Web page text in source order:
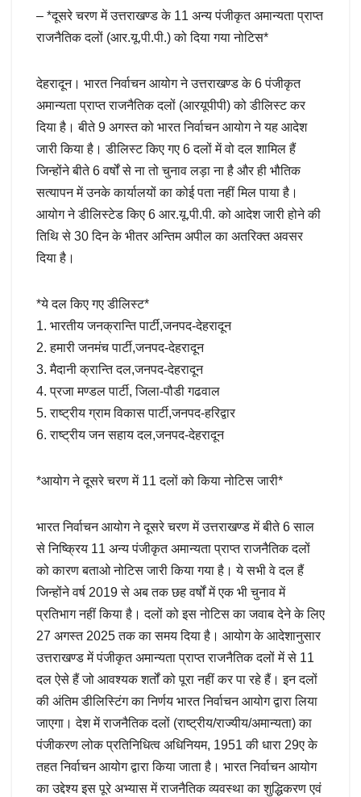
– *दूसरे चरण में उत्तराखण्ड के 11 अन्य पंजीकृत अमान्यता प्राप्त
राजनैतिक दलों (आर.यू.पी.पी.) को दिया गया नोटिस*
देहरादून। भारत निर्वाचन आयोग ने उत्तराखण्ड के 6 पंजीकृत
अमान्यता प्राप्त राजनैतिक दलों (आरयूपीपी) को डीलिस्ट कर
दिया है। बीते 9 अगस्त को भारत निर्वाचन आयोग ने यह आदेश
जारी किया है। डीलिस्ट किए गए 6 दलों में वो दल शामिल हैं
जिन्होंने बीते 6 वर्षों से ना तो चुनाव लड़ा ना है और ही भौतिक
सत्यापन में उनके कार्यालयों का कोई पता नहीं मिल पाया है।
आयोग ने डीलिस्टेड किए 6 आर.यू.पी.पी. को आदेश जारी होने की
तिथि से 30 दिन के भीतर अन्तिम अपील का अतरिक्त अवसर
दिया है।
*ये दल किए गए डीलिस्ट*
1. भारतीय जनक्रान्ति पार्टी,जनपद-देहरादून
2. हमारी जनमंच पार्टी,जनपद-देहरादून
3. मैदानी क्रान्ति दल,जनपद-देहरादून
4. प्रजा मण्डल पार्टी, जिला-पौडी गढवाल
5. राष्ट्रीय ग्राम विकास पार्टी,जनपद-हरिद्वार
6. राष्ट्रीय जन सहाय दल,जनपद-देहरादून
*आयोग ने दूसरे चरण में 11 दलों को किया नोटिस जारी*
भारत निर्वाचन आयोग ने दूसरे चरण में उत्तराखण्ड में बीते 6 साल
से निष्क्रिय 11 अन्य पंजीकृत अमान्यता प्राप्त राजनैतिक दलों
को कारण बताओ नोटिस जारी किया गया है। ये सभी वे दल हैं
जिन्होंने वर्ष 2019 से अब तक छह वर्षों में एक भी चुनाव में
प्रतिभाग नहीं किया है। दलों को इस नोटिस का जवाब देने के लिए
27 अगस्त 2025 तक का समय दिया है। आयोग के आदेशानुसार
उत्तराखण्ड में पंजीकृत अमान्यता प्राप्त राजनैतिक दलों में से 11
दल ऐसे हैं जो आवश्यक शर्तों को पूरा नहीं कर पा रहे हैं। इन दलों
की अंतिम डीलिस्टिंग का निर्णय भारत निर्वाचन आयोग द्वारा लिया
जाएगा। देश में राजनैतिक दलों (राष्ट्रीय/राज्यीय/अमान्यता) का
पंजीकरण लोक प्रतिनिधित्व अधिनियम, 1951 की धारा 29ए के
तहत निर्वाचन आयोग द्वारा किया जाता है। भारत निर्वाचन आयोग
का उद्देश्य इस पूरे अभ्यास में राजनैतिक व्यवस्था का शुद्धिकरण एवं